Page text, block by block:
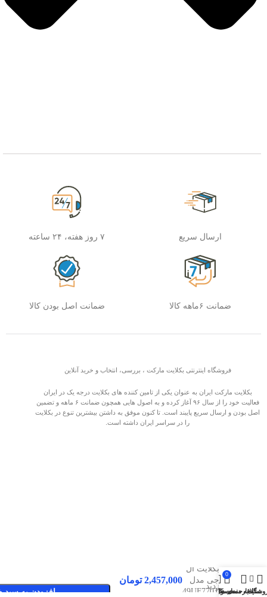
ارسال سریع ۷ روز هفته، ۲۴ ساعته
ضمانت ۶ماهه کالا ضمانت اصل بودن کالا
فروشگاه اینترنتی بکلایت مارکت ، بررسی، انتخاب و خرید آنلاین
بکلایت مارکت ایران به عنوان یکی از تامین کننده های بکلایت درجه یک در ایران
فعالیت خود را از سال ۹۶ آغاز کرده و به اصول هایی همچون ضمانت ۶ ماهه و تضمین
اصل بودن و ارسال سریع پایبند است. تا کنون موفق به داشتن بیشترین تنوع در بکلایت
را در سراسر ایران داشته است.
صفحات پربازدید
بکلایت ال
جی مدل
49UF770T
2,457,000 تومان
افزودن به سبد سایدبار
علاقه مندی ها
0
محصول
حساب کاربری من